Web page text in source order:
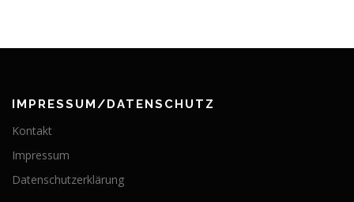
IMPRESSUM/DATENSCHUTZ
Kontakt
Impressum
Datenschutzerklärung